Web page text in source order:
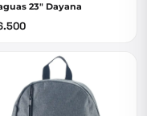
23" Dayana